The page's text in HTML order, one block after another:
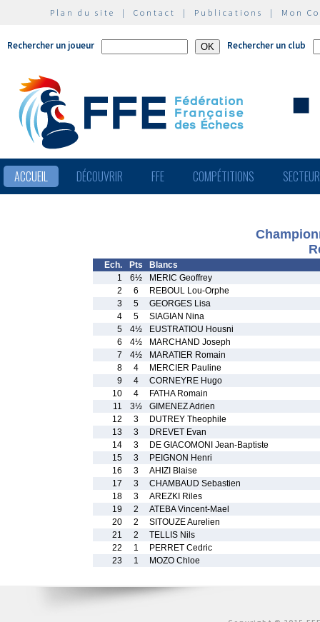
Plan du site | Contact | Publications | Mon
Rechercher un joueur Rechercher un club
ACCUEIL DÉCOUVRIR FFE COMPÉTITIONS
Ech. Pts
Blancs
1
6½
MERIC Geoffrey
2
6
REBOUL Lou-Orphe
3
5
GEORGES Lisa
4
5
SIAGIAN Nina
5
4½
EUSTRATIOU Housni
6
4½
MARCHAND Joseph
7
4½
MARATIER Romain
8
4
MERCIER Pauline
9
4
CORNEYRE Hugo
10
4
FATHA Romain
11
3½
GIMENEZ Adrien
12
3
DUTREY Theophile
13
3
DREVET Evan
14
3
DE GIACOMONI Jean-Baptiste
15
3
PEIGNON Henri
16
3
AHIZI Blaise
17
3
CHAMBAUD Sebastien
18
3
AREZKI Riles
19
2
ATEBA Vincent-Mael
20
2
SITOUZE Aurelien
21
2
TELLIS Nils
22
1
PERRET Cedric
23
1 MOZO Chloe